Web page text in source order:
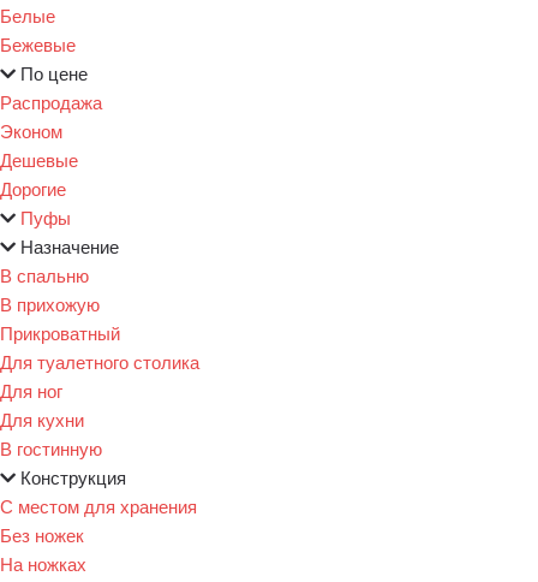
Белые
Бежевые
По цене
Распродажа
Эконом
Дешевые
Дорогие
Пуфы
Назначение
В спальню
В прихожую
Прикроватный
Для туалетного столика
Для ног
Для кухни
В гостинную
Конструкция
С местом для хранения
Без ножек
На ножках